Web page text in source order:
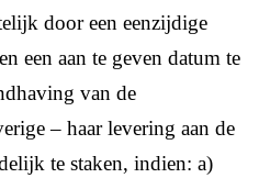
door een eenzijdige
een aan te geven datum te
van de
– haar levering aan de
te staken, indien: a)